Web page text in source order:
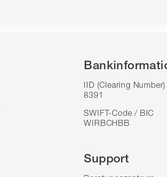
IID (Clearing Number)
8391
SWIFT-Code / BIC
WIRBCHBB
Support